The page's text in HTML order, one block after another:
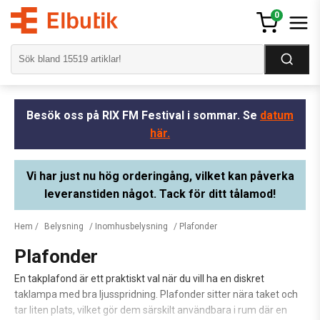
0
Besök oss på RIX FM Festival i sommar. Se datum
här.
Vi har just nu hög orderingång, vilket kan påverka
leveranstiden något. Tack för ditt tålamod!
Hem / Belysning / Inomhusbelysning / Plafonder
Plafonder
En takplafond är ett praktiskt val när du vill ha en diskret
taklampa med bra ljusspridning. Plafonder sitter nära taket och
tar liten plats, vilket gör dem särskilt användbara i rum där en